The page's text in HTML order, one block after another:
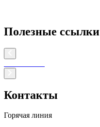
Полезные ссылки
Контакты
Горячая линия